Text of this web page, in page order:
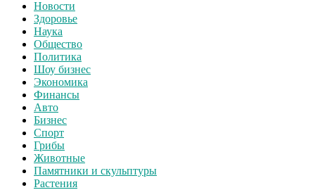
Новости
Здоровье
Наука
Общество
Политика
Шоу бизнес
Экономика
Финансы
Авто
Бизнес
Спорт
Грибы
Животные
Памятники и скульптуры
Растения